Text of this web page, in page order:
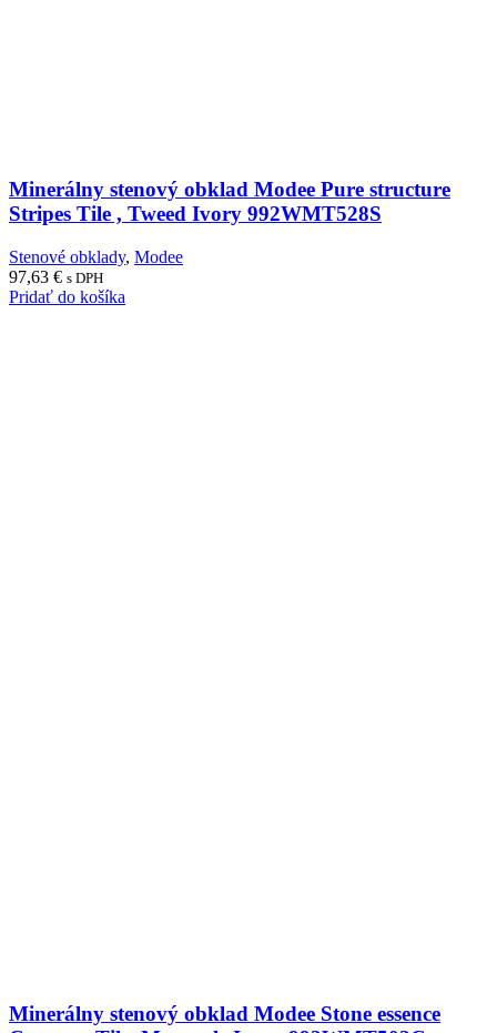
Minerálny stenový obklad Modee Pure structure
Stripes Tile , Tweed Ivory 992WMT528S
Stenové obklady, Modee
97,63 € s DPH
Pridať do košíka
Minerálny stenový obklad Modee Stone essence